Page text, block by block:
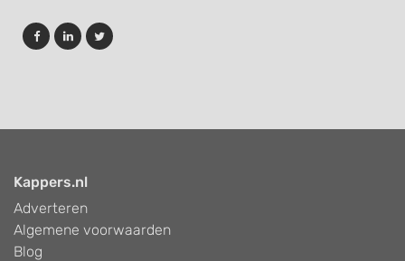
Kappers.nl
Adverteren
Algemene voorwaarden
Blog